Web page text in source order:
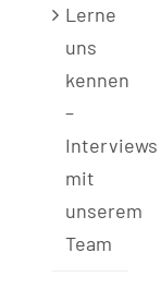
Lerne
uns
kennen
–
Interviews
mit
unserem
Team